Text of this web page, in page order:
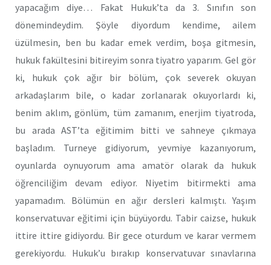
yapacağım diye… Fakat Hukuk’ta da 3. Sınıfın son
dönemindeydim. Şöyle diyordum kendime, ailem
üzülmesin, ben bu kadar emek verdim, boşa gitmesin,
hukuk fakültesini bitireyim sonra tiyatro yaparım. Gel gör
ki, hukuk çok ağır bir bölüm, çok severek okuyan
arkadaşlarım bile, o kadar zorlanarak okuyorlardı ki,
benim aklım, gönlüm, tüm zamanım, enerjim tiyatroda,
bu arada AST’ta eğitimim bitti ve sahneye çıkmaya
başladım. Turneye gidiyorum, yevmiye kazanıyorum,
oyunlarda oynuyorum ama amatör olarak da hukuk
öğrenciliğim devam ediyor. Niyetim bitirmekti ama
yapamadım. Bölümün en ağır dersleri kalmıştı. Yaşım
konservatuvar eğitimi için büyüyordu. Tabir caizse, hukuk
ittire ittire gidiyordu. Bir gece oturdum ve karar vermem
gerekiyordu. Hukuk’u bırakıp konservatuvar sınavlarına